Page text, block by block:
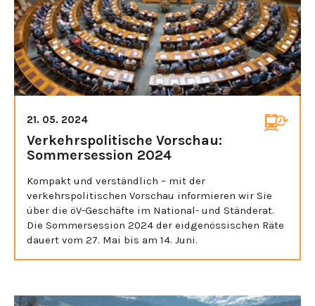
21. 05. 2024
Verkehrspolitische Vorschau:
Sommersession 2024
Kompakt und verständlich – mit der
verkehrspolitischen Vorschau informieren wir Sie
über die öV-Geschäfte im National- und Ständerat.
Die Sommersession 2024 der eidgenössischen Räte
dauert vom 27. Mai bis am 14. Juni.